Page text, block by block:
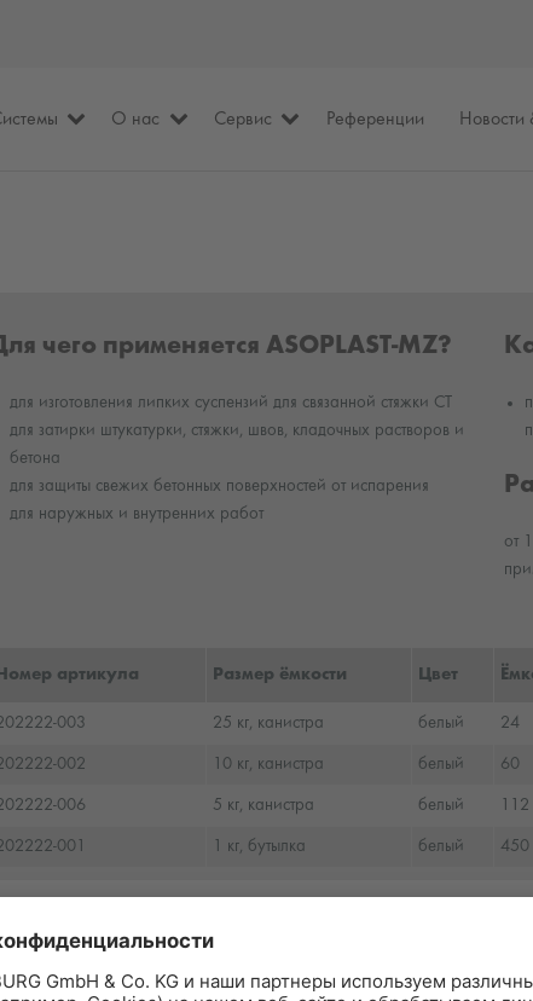
О нас Сервис Референции Новости
чего применяется ASOPLAST-MZ?
для изготовления липких суспензий для связанной стяжки CT
для затирки штукатурки, стяжки, швов, кладочных растворов и
бетона
для защиты свежих бетонных поверхностей от испарения
для наружных и внутренних работ
от
Номер артикула Размер ёмкости Цвет
003 25 кг, канистра белый 24
002 10 кг, канистра белый 60
006 5 кг, канистра белый 112
001 1 кг, бутылка белый 450